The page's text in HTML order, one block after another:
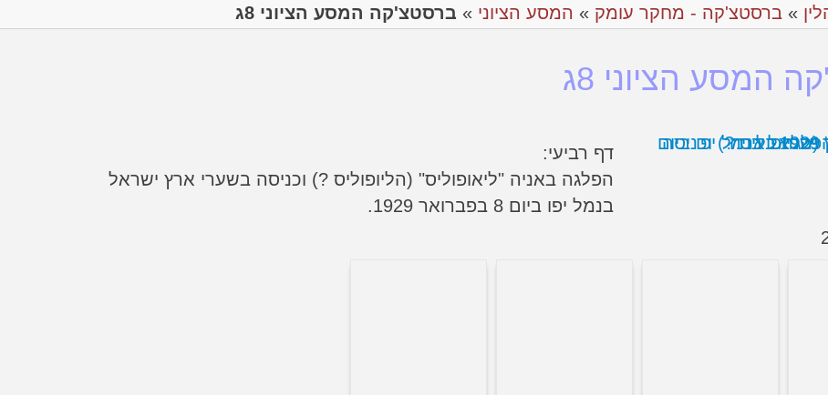
» ברסטצ'קה - מחקר עומק » המסע הציוני » ברסטצ'קה המסע הציוני 8ג
המסע הציוני 8ג
דף רביעי:
הפלגה באניה "ליאופוליס" (הליופוליס ?) וכניסה בשערי ארץ ישראל
בנמל יפו ביום 8 בפברואר 1929.